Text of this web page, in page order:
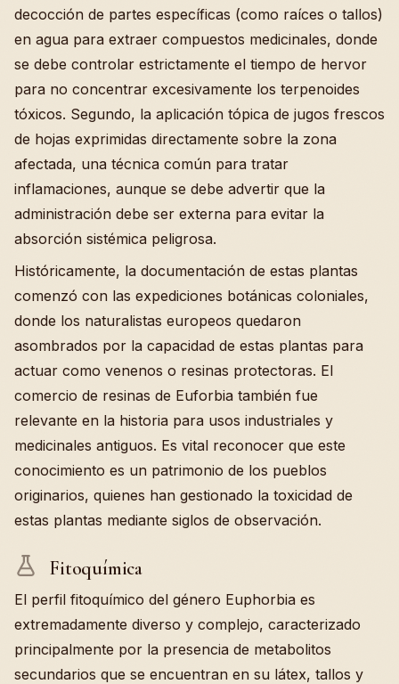
decocción de partes específicas (como raíces o tallos)
en agua para extraer compuestos medicinales, donde
se debe controlar estrictamente el tiempo de hervor
para no concentrar excesivamente los terpenoides
tóxicos. Segundo, la aplicación tópica de jugos frescos
de hojas exprimidas directamente sobre la zona
afectada, una técnica común para tratar
inflamaciones, aunque se debe advertir que la
administración debe ser externa para evitar la
absorción sistémica peligrosa.
Históricamente, la documentación de estas plantas
comenzó con las expediciones botánicas coloniales,
donde los naturalistas europeos quedaron
asombrados por la capacidad de estas plantas para
actuar como venenos o resinas protectoras. El
comercio de resinas de Euforbia también fue
relevante en la historia para usos industriales y
medicinales antiguos. Es vital reconocer que este
conocimiento es un patrimonio de los pueblos
originarios, quienes han gestionado la toxicidad de
estas plantas mediante siglos de observación.
Fitoquímica
El perfil fitoquímico del género Euphorbia es
extremadamente diverso y complejo, caracterizado
principalmente por la presencia de metabolitos
secundarios que se encuentran en su látex, tallos y